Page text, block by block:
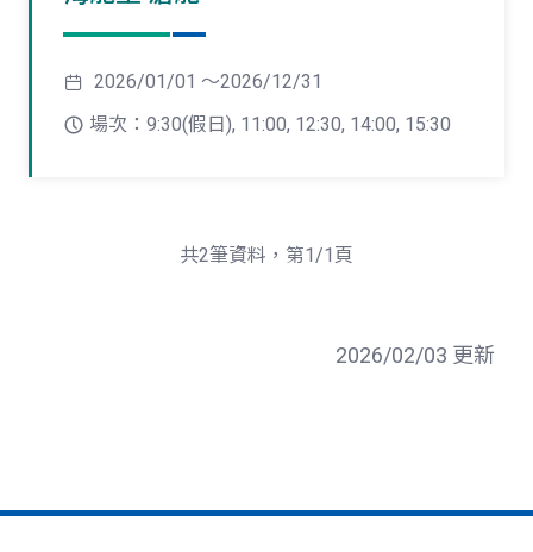
2026/01/01 ～2026/12/31
場次：9:30(假日), 11:00, 12:30, 14:00, 15:30
共2筆資料，第1/1頁
2026/02/03 更新